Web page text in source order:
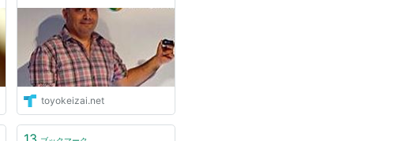
toyokeizai.net